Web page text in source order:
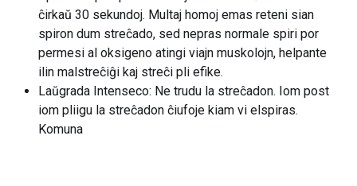
ĉirkaŭ 30 sekundoj. Multaj homoj emas reteni sian
spiron dum streĉado, sed nepras normale spiri por
permesi al oksigeno atingi viajn muskolojn, helpante
ilin malstreĉiĝi kaj streĉi pli efike.
Laŭgrada Intenseco: Ne trudu la streĉadon. Iom post
iom pliigu la streĉadon ĉiufoje kiam vi elspiras.
Komuna